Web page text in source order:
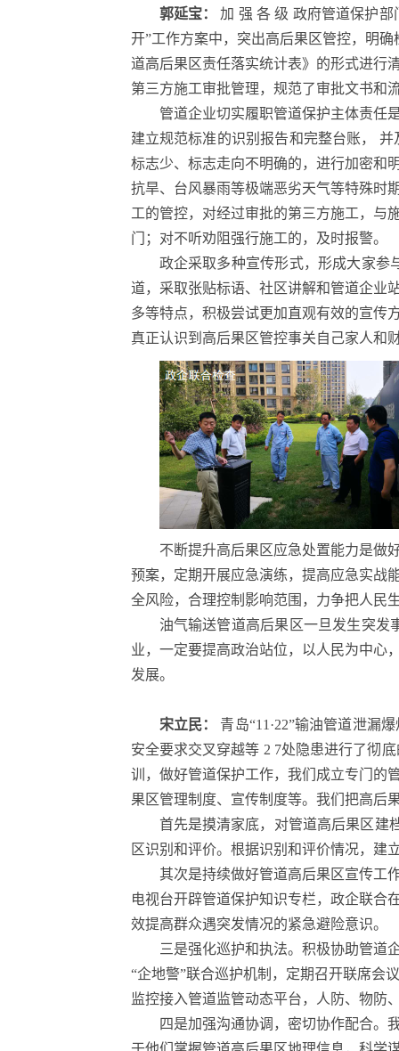
郭延宝：
加 强 各 级 政府管道保护
开”工作方案中，突出高后果区管控，明
道高后果区责任落实统计表》的形式进行
第三方施工审批管理，规范了审批文书和
管道企业切实履职管道保护主体责任
建立规范标准的识别报告和完整台账，
标志少、标志走向不明确的，进行加密和
抗旱、台风暴雨等极端恶劣天气等特殊时
工的管控，对经过审批的第三方施工，与
门；对不听劝阻强行施工的，及时报警。
政企采取多种宣传形式，形成大家参
道，采取张贴标语、社区讲解和管道企业
多等特点，积极尝试更加直观有效的宣传
真正认识到高后果区管控事关自己家人和
不断提升高后果区应急处置能力是做
预案，定期开展应急演练，提高应急实战
全风险，合理控制影响范围，力争把人民
油气输送管道高后果区一旦发生突
业，一定要提高政治站位，以人民为中心
发展。
宋立民：
青岛“11·22”输油管道泄漏
安全要求交叉穿越等 2 7处隐患进行了彻
训，做好管道保护工作，我们成立专门的
果区管理制度、宣传制度等。我们把高后
首先是摸清家底，对管道高后果区建
区识别和评价。根据识别和评价情况，建
其次是持续做好管道高后果区宣传工
电视台开辟管道保护知识专栏，政企联合
效提高群众遇突发情况的紧急避险意识。
三是强化巡护和执法。积极协助管道
“企地警”联合巡护机制，定期召开联席会
监控接入管道监管动态平台，人防、物防
四是加强沟通协调，密切协作配合。